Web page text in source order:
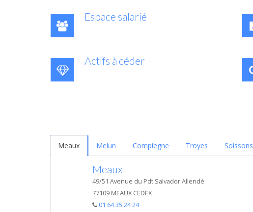
Espace salarié
Actifs à céder
Meaux Melun Compiegne Troyes Soissons
Meaux
49/51 Avenue du Pdt Salvador Allendé
77109 MEAUX CEDEX
01 64 35 24 24